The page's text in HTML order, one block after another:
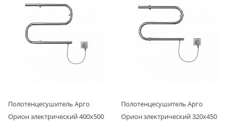
Полотенцесушитель Арго
Орион электрический 400х500
Полотенцесушитель Арго
Орион электрический 320х450